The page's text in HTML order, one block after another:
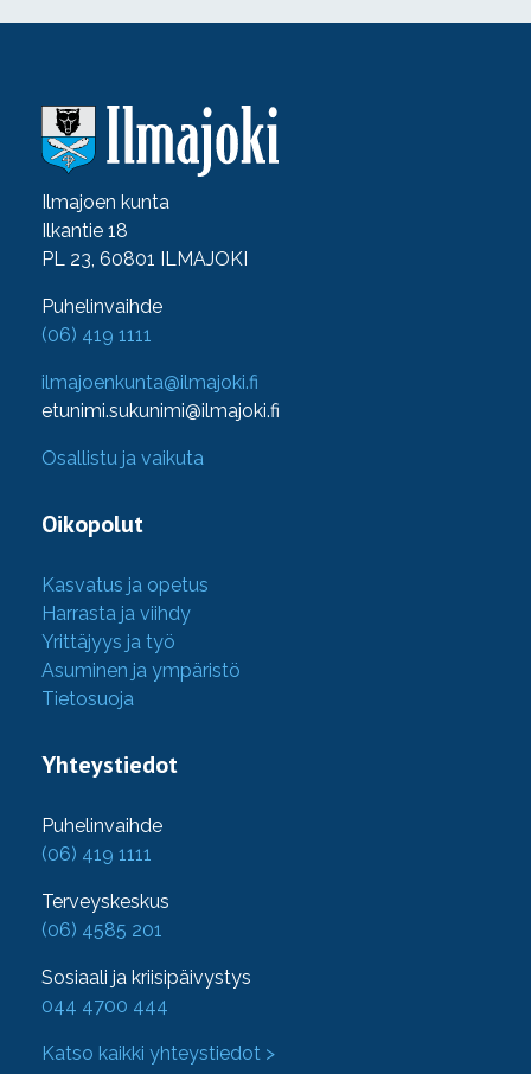
Ilmajoen kunta
Ilkantie 18
PL 23, 60801 ILMAJOKI
Puhelinvaihde
(06) 419 1111
ilmajoenkunta@ilmajoki.fi
etunimi.sukunimi@ilmajoki.fi
Osallistu ja vaikuta
Oikopolut
Kasvatus ja opetus
Harrasta ja viihdy
Yrittäjyys ja työ
Asuminen ja ympäristö
Tietosuoja
Yhteystiedot
Puhelinvaihde
(06) 419 1111
Terveyskeskus
(06) 4585 201
Sosiaali ja kriisipäivystys
044 4700 444
Katso kaikki yhteystiedot >